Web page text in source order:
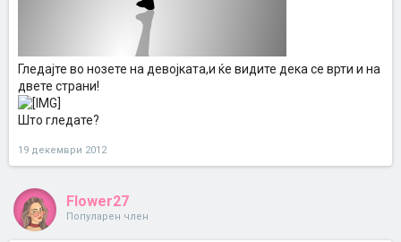
Гледајте во нозете на девојката,и ќе видите дека се врти и на
двете страни!
Што гледате?
19 декември 2012
Flower27
Популарен член